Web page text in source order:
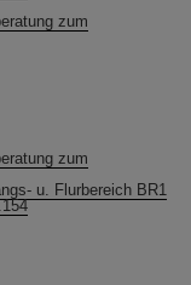
zum
zum
u. Flurbereich BR1